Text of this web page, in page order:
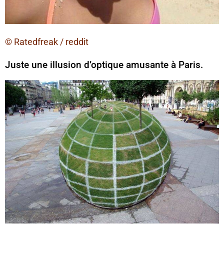
© Ratedfreak / reddit
Juste une illusion d’optique amusante à Paris.